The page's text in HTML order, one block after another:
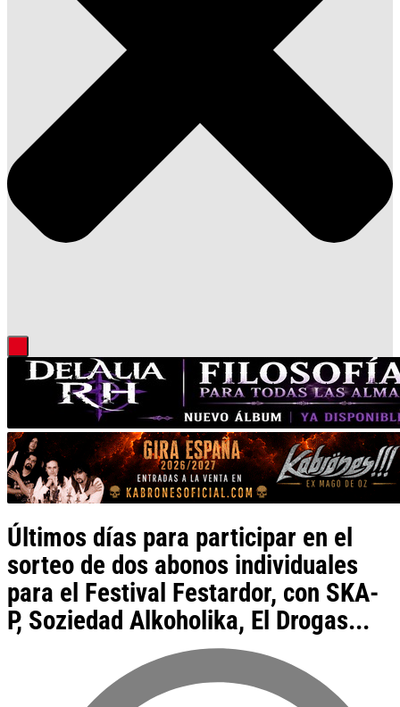
Últimos días para participar en el
sorteo de dos abonos individuales
para el Festival Festardor, con SKA-
P, Soziedad Alkoholika, El Drogas...